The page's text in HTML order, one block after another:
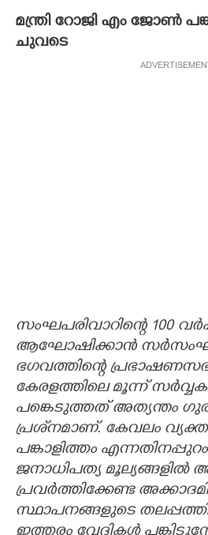
മന്ത്രി റോജി എം ജോണ്‍
ചുവടെ
സംഘപരിവാറിന്റെ 100
ആഘോഷിക്കാന്‍
ഭഗവത്തിന്റെ
കേരളത്തിലെ മൂന്ന്
പങ്കെടുത്തത് അത്യന്തം
പ്രശ്‌നമാണ്. കേവലം
പങ്കാളിത്തം
ജനാധിപത്യ മൂല്യങ്ങളില്‍
പ്രവര്‍ത്തിക്കേണ്ട
സ്ഥാപനങ്ങളുടെ